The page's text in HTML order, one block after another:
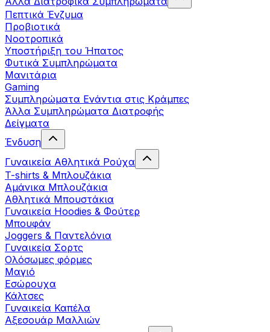
Πεπτικά Ένζυμα
Προβιοτικά
Νοοτροπικά
Υποστήριξη του Ήπατος
Φυτικά Συμπληρώματα
Μανιτάρια
Gaming
Συμπληρώματα Ενάντια στις Κράμπες
Άλλα Συμπληρώματα Διατροφής
Δείγματα
Ένδυση
Γυναικεία Αθλητικά Ρούχα
T-shirts & Μπλουζάκια
Αμάνικα Μπλουζάκια
Aθλητικά Μπουστάκια
Γυναικεία Hoodies & Φούτερ
Μπουφάν
Joggers & Παντελόνια
Γυναικεία Σορτς
Ολόσωμες φόρμες
Μαγιό
Εσώρουχα
Κάλτσες
Γυναικεία Καπέλα
Αξεσουάρ Μαλλιών